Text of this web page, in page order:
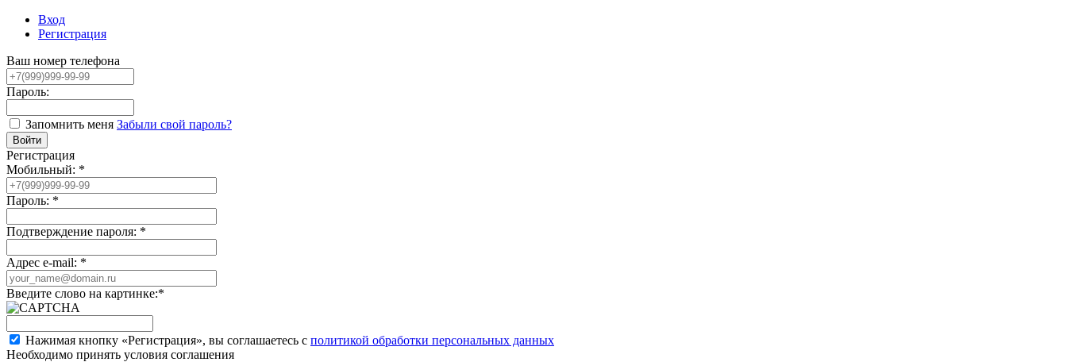
Вход
Регистрация
Ваш номер телефона
Пароль:
Запомнить меня Забыли свой пароль?
Регистрация
Мобильный: *
Пароль: *
Подтверждение пароля: *
Адрес e-mail: *
Введите слово на картинке:*
Нажимая кнопку «Регистрация», вы соглашаетесь с политикой обработки персональных данных
Необходимо принять условия соглашения